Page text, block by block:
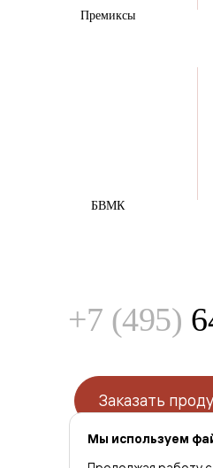
Премиксы
БВМК
+7 (495)
Заказать
Мы используем